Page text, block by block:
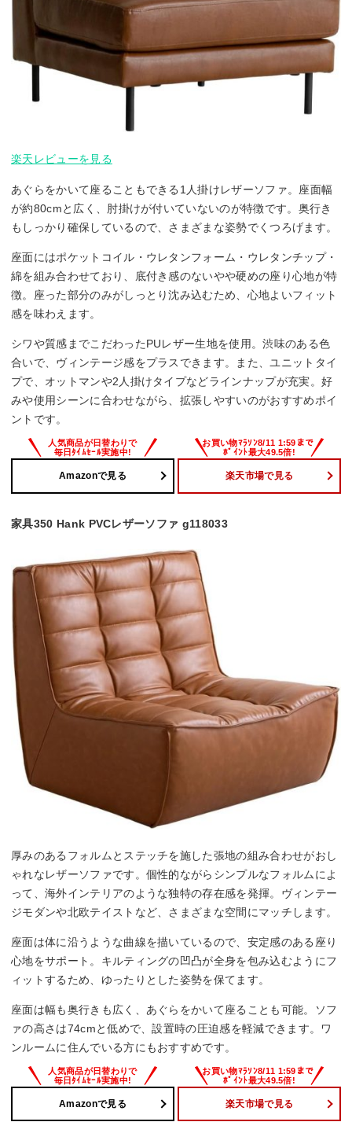
楽天レビューを見る
あぐらをかいて座ることもできる1人掛けレザーソファ。座面幅
が約80cmと広く、肘掛けが付いていないのが特徴です。奥行き
もしっかり確保しているので、さまざまな姿勢でくつろげます。
座面にはポケットコイル・ウレタンフォーム・ウレタンチップ・
綿を組み合わせており、底付き感のないやや硬めの座り心地が特
徴。座った部分のみがしっとり沈み込むため、心地よいフィット
感を味わえます。
シワや質感までこだわったPUレザー生地を使用。渋味のある色
合いで、ヴィンテージ感をプラスできます。また、ユニットタイ
プで、オットマンや2人掛けタイプなどラインナップが充実。好
みや使用シーンに合わせながら、拡張しやすいのがおすすめポイ
ントです。
Amazonで見る 楽天市場で見る
家具350 Hank PVCレザーソファ g118033
厚みのあるフォルムとステッチを施した張地の組み合わせがおし
ゃれなレザーソファです。個性的ながらシンプルなフォルムによ
って、海外インテリアのような独特の存在感を発揮。ヴィンテー
ジモダンや北欧テイストなど、さまざまな空間にマッチします。
座面は体に沿うような曲線を描いているので、安定感のある座り
心地をサポート。キルティングの凹凸が全身を包み込むようにフ
ィットするため、ゆったりとした姿勢を保てます。
座面は幅も奥行きも広く、あぐらをかいて座ることも可能。ソフ
ァの高さは74cmと低めで、設置時の圧迫感を軽減できます。ワ
ンルームに住んでいる方にもおすすめです。
Amazonで見る 楽天市場で見る